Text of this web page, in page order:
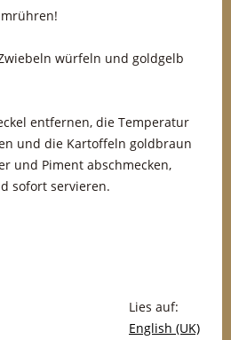
würfeln und goldgelb
entfernen, die Temperatur
und die Kartoffeln goldbraun
und Piment abschmecken,
sofort servieren.
Lies auf:
English (UK)